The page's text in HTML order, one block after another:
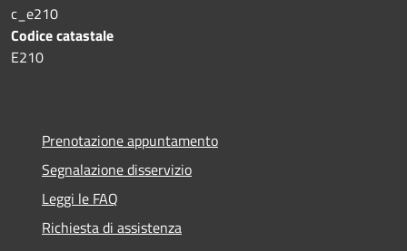
c_e210
Codice catastale
E210
Prenotazione appuntamento
Segnalazione disservizio
Leggi le FAQ
Richiesta di assistenza